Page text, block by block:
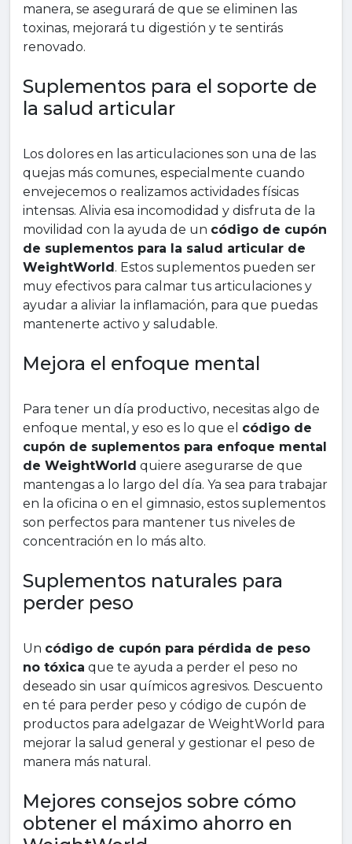
manera, se asegurará de que se eliminen las
toxinas, mejorará tu digestión y te sentirás
renovado.
Suplementos para el soporte de
la salud articular
Los dolores en las articulaciones son una de las
quejas más comunes, especialmente cuando
envejecemos o realizamos actividades físicas
intensas. Alivia esa incomodidad y disfruta de la
movilidad con la ayuda de un código de cupón
de suplementos para la salud articular de
WeightWorld. Estos suplementos pueden ser
muy efectivos para calmar tus articulaciones y
ayudar a aliviar la inflamación, para que puedas
mantenerte activo y saludable.
Mejora el enfoque mental
Para tener un día productivo, necesitas algo de
enfoque mental, y eso es lo que el código de
cupón de suplementos para enfoque mental
de WeightWorld quiere asegurarse de que
mantengas a lo largo del día. Ya sea para trabajar
en la oficina o en el gimnasio, estos suplementos
son perfectos para mantener tus niveles de
concentración en lo más alto.
Suplementos naturales para
perder peso
Un código de cupón para pérdida de peso
no tóxica que te ayuda a perder el peso no
deseado sin usar químicos agresivos. Descuento
en té para perder peso y código de cupón de
productos para adelgazar de WeightWorld para
mejorar la salud general y gestionar el peso de
manera más natural.
Mejores consejos sobre cómo
obtener el máximo ahorro en